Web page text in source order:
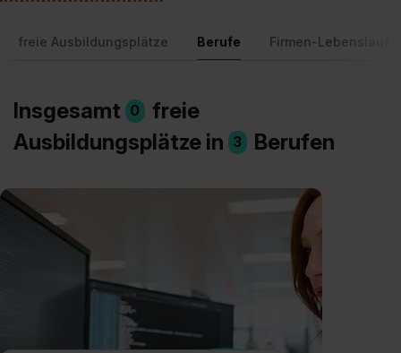
freie Ausbildungsplätze Berufe Firmen-Lebenslauf
Insgesamt 0
freie
Ausbildungsplätze in 3 Berufen